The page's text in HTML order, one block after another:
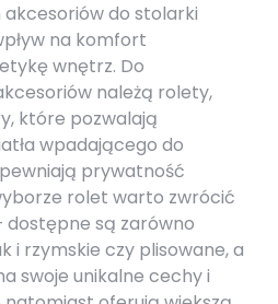
do stolarki
na komfort
wnętrz. Do
należą rolety,
które pozwalają
wpadającego do
prywatność
rolet warto zwrócić
dostępne są zarówno
i rzymskie czy plisowane, a
swoje unikalne cechy i